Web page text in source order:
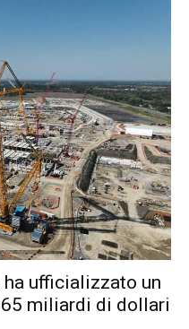
ha ufficializzato un
miliardi di dollari